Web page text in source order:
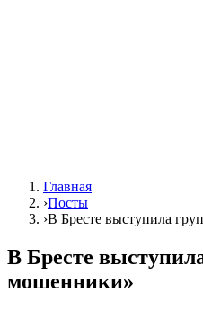
Главная
›Посты
›В Бресте выступила
В Бресте
мошенники»